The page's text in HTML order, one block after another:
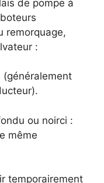
de pompe à
remorquage,
:
ou noirci :
même
temporairement